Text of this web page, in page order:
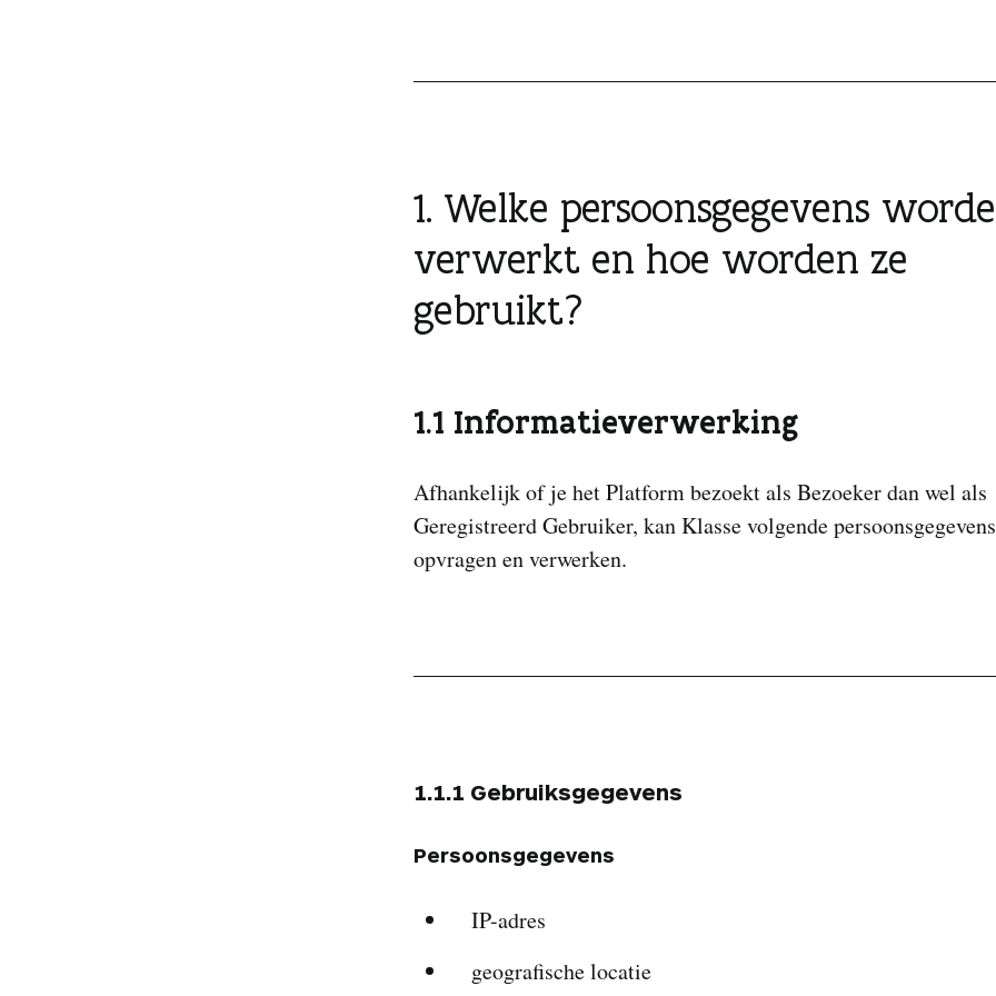
1. Welke persoonsgegevens
verwerkt en hoe worden ze
gebruikt?
1.1 Informatieverwerking
Afhankelijk of je het Platform bezoekt als Bezoeker dan wel als
Geregistreerd Gebruiker, kan Klasse volgende persoonsgegevens
opvragen en verwerken.
1.1.1 Gebruiksgegevens
Persoonsgegevens
IP-adres
geografische locatie